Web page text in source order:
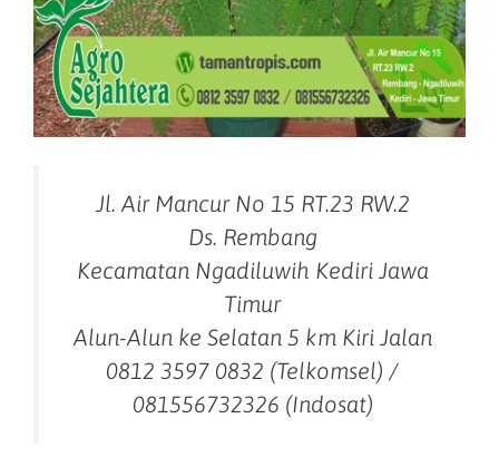
Jl. Air Mancur No 15 RT.23 RW.2
Ds. Rembang
Kecamatan Ngadiluwih Kediri Jawa
Timur
Alun-Alun ke Selatan 5 km Kiri Jalan
0812 3597 0832 (Telkomsel) /
081556732326 (Indosat)